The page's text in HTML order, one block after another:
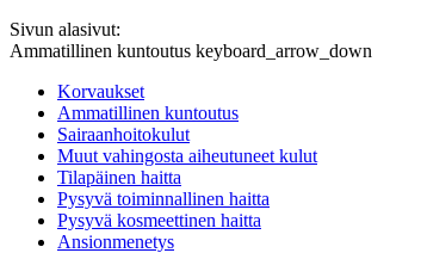
Sivun alasivut:
Ammatillinen kuntoutus keyboard_arrow_down
Korvaukset
Ammatillinen kuntoutus
Sairaanhoitokulut
Muut vahingosta aiheutuneet kulut
Tilapäinen haitta
Pysyvä toiminnallinen haitta
Pysyvä kosmeettinen haitta
Ansionmenetys